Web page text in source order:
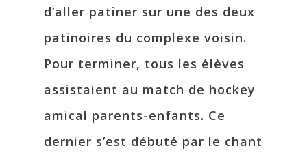
d’aller patiner sur une des deux
patinoires du complexe voisin.
Pour terminer, tous les élèves
assistaient au match de hockey
amical parents-enfants. Ce
dernier s’est débuté par le chant